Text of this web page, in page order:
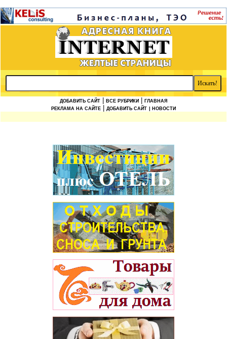
ДОБАВИТЬ САЙТ ВСЕ РУБРИКИ
ГЛАВНАЯ
РЕКЛАМА НА САЙТЕ
ДОБАВИТЬ САЙТ | НОВОСТИ